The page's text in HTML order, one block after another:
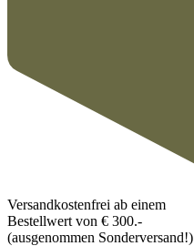
Versandkostenfrei ab einem
Bestellwert von € 300.-
(ausgenommen Sonderversand!)